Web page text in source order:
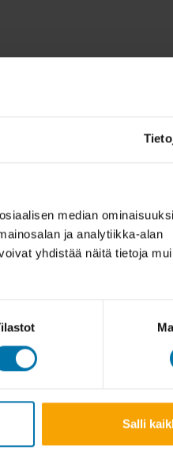
median
ja analytiikka-alan
yhdistää näitä tietoja
Salli